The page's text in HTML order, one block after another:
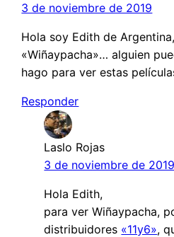
3 de noviembre de 2019
Hola soy Edith de
«Wiñaypacha»… alguien
hago para ver estas
Responder
Laslo Rojas
3 de noviembre de 2019
Hola Edith,
para ver Wiñaypacha,
distribuidores «11y6»,